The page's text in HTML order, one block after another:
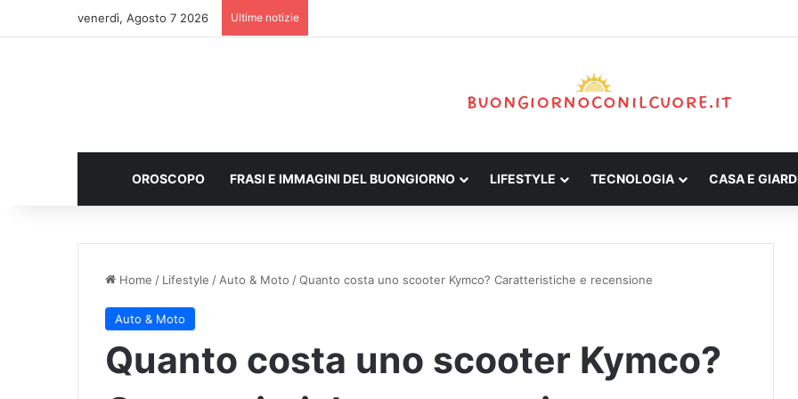
venerdì, Agosto 7 2026 Ultime notizie
OROSCOPO FRASI E IMMAGINI DEL BUONGIORNO LIFESTYLE TECNOLOGIA CASA E
Home / Lifestyle / Auto & Moto /Quanto costa uno scooter Kymco? Caratteristiche e recensione
Auto & Moto
Quanto costa uno scooter Kymco?